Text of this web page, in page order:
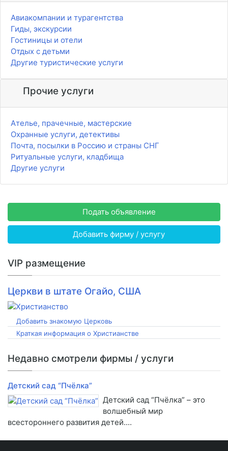
Авиакомпании и турагентства
Гиды, экскурсии
Гостиницы и отели
Отдых с детьми
Другие туристические услуги
Прочие услуги
Ателье, прачечные, мастерские
Охранные услуги, детективы
Почта, посылки в Россию и страны СНГ
Ритуальные услуги, кладбища
Другие услуги
Подать объявление
Добавить фирму / услугу
VIP размещение
Церкви в штате Огайо, США
Добавить знакомую Церковь
Краткая информация о Христианстве
Недавно смотрели фирмы / услуги
Детский сад “Пчёлка”
Детский сад “Пчёлка” – это
волшебный мир
всестороннего развития детей....